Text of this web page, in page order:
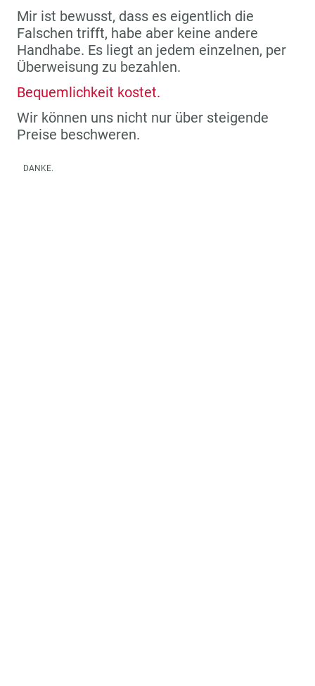
Mir ist bewusst, dass es eigentlich die
Falschen trifft, habe aber keine andere
Handhabe. Es liegt an jedem einzelnen, per
Überweisung zu bezahlen.
Bequemlichkeit kostet.
Wir können uns nicht nur über steigende
Preise beschweren.
DANKE.